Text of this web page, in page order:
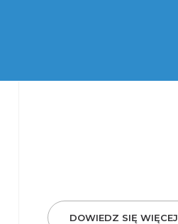
DOWIEDZ SIĘ WIĘCEJ